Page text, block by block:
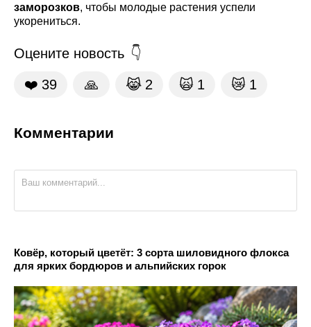
заморозков, чтобы молодые растения успели
укорениться.
Оцените новость
❤️ 39 🙏 😹 2 🙀 1 😿 1
Комментарии
Ковёр, который цветёт: 3 сорта шиловидного флокса
для ярких бордюров и альпийских горок